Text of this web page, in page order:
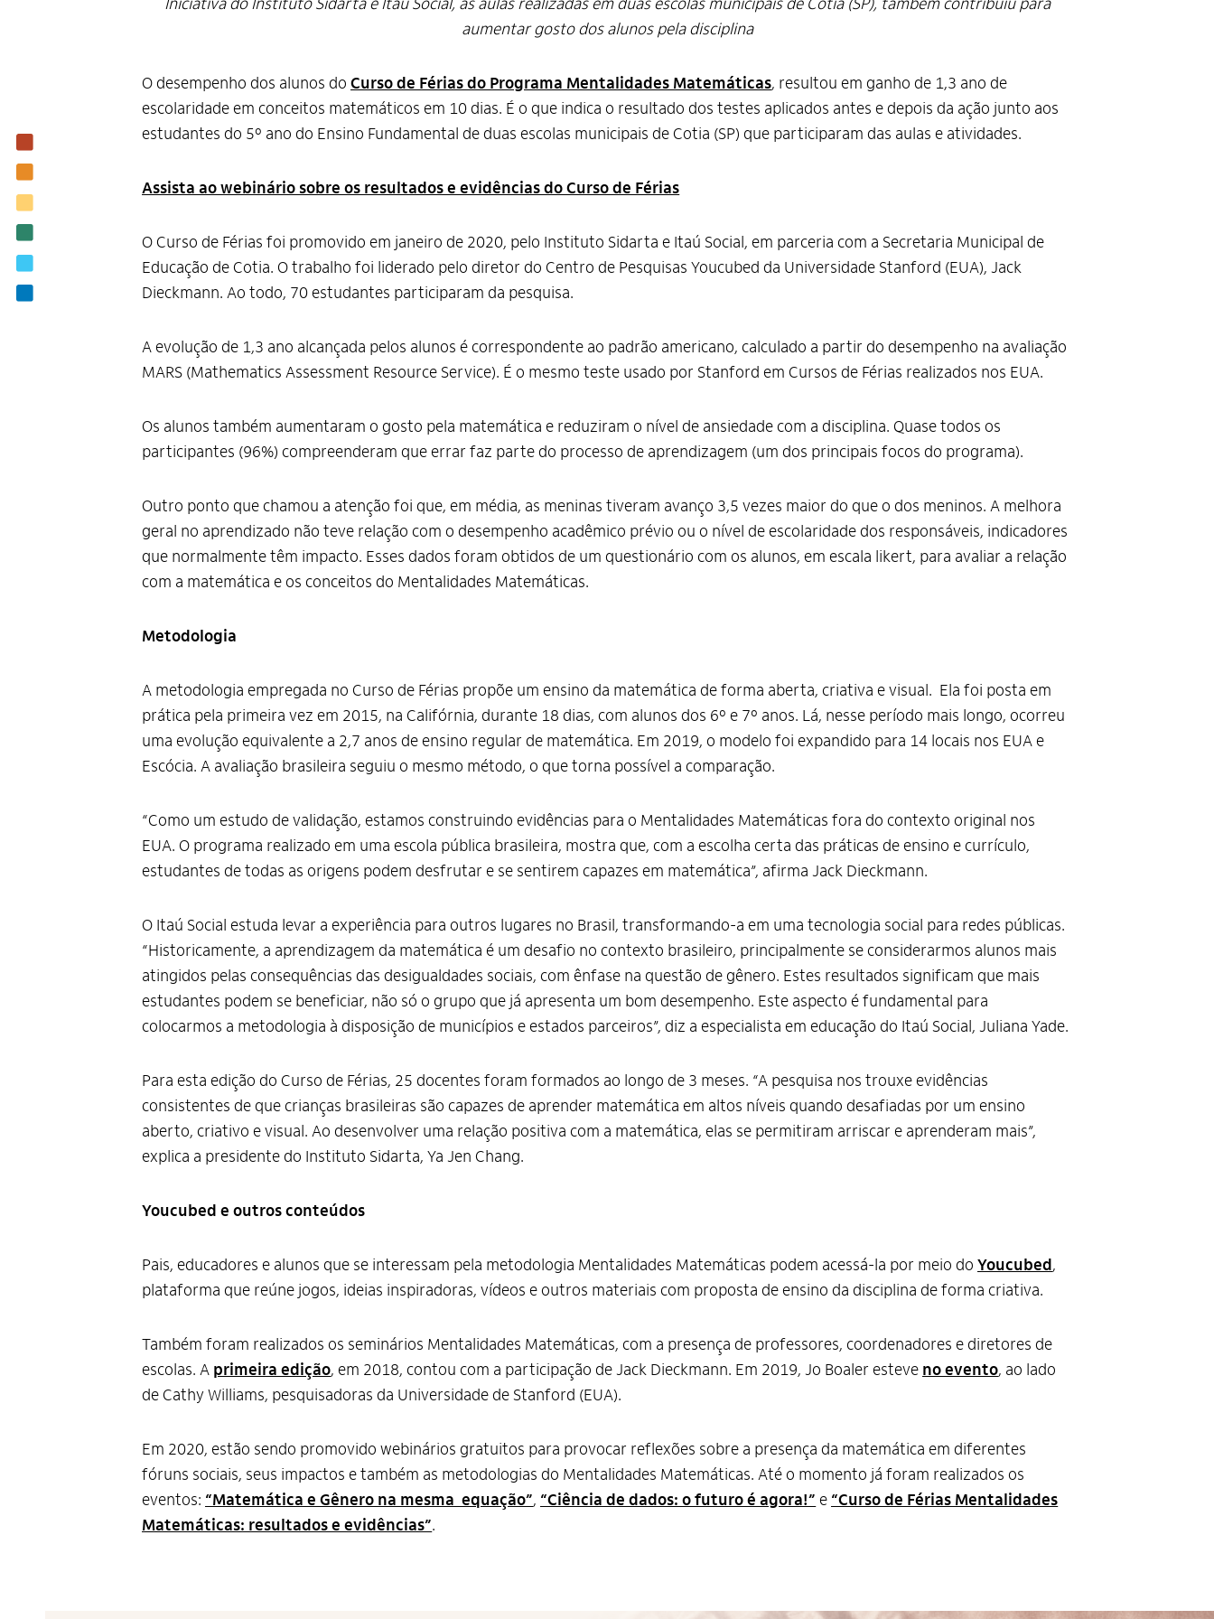
aumentar gosto dos alunos pela disciplina
O desempenho dos alunos doCurso de Férias do Programa Mentalidades Matemáticas, resultou em ganho de 1,3 ano de
escolaridade em conceitos matemáticos em 10 dias. É o que indica o resultado dos testes aplicados antes e depois da ação junto aos
estudantes do 5º ano do Ensino Fundamental de duas escolas municipais de Cotia (SP) que participaram das aulas e atividades.
Assista ao webinário sobre os resultados e evidências do Curso de Férias
O Curso de Férias foi promovido em janeiro de 2020, pelo Instituto Sidarta e Itaú Social, em parceria com a Secretaria Municipal de
Educação de Cotia. O trabalho foi liderado pelo diretor do Centro de Pesquisas Youcubed da Universidade Stanford (EUA), Jack
Dieckmann. Ao todo, 70 estudantes participaram da pesquisa.
A evolução de 1,3 ano alcançada pelos alunos é correspondente ao padrão americano, calculado a partir do desempenho na avaliação
MARS (Mathematics Assessment Resource Service). É o mesmo teste usado por Stanford em Cursos de Férias realizados nos EUA.
Os alunos também aumentaram o gosto pela matemática e reduziram o nível de ansiedade com a disciplina. Quase todos os
participantes (96%) compreenderam que errar faz parte do processo de aprendizagem (um dos principais focos do programa).
Outro ponto que chamou a atenção foi que, em média, as meninas tiveram avanço 3,5 vezes maior do que o dos meninos. A melhora
geral no aprendizado não teve relação com o desempenho acadêmico prévio ou o nível de escolaridade dos responsáveis, indicadores
que normalmente têm impacto. Esses dados foram obtidos de um questionário com os alunos, em escala likert, para avaliar a relação
com a matemática e os conceitos do Mentalidades Matemáticas.
Metodologia
A metodologia empregada no Curso de Férias propõe um ensino da matemática de forma aberta, criativa e visual. Ela foi posta em
prática pela primeira vez em 2015, na Califórnia, durante 18 dias, com alunos dos 6º e 7º anos. Lá, nesse período mais longo, ocorreu
uma evolução equivalente a 2,7 anos de ensino regular de matemática. Em 2019, o modelo foi expandido para 14 locais nos EUA e
Escócia. A avaliação brasileira seguiu o mesmo método, o que torna possível a comparação.
“Como um estudo de validação, estamos construindo evidências para o Mentalidades Matemáticas fora do contexto original nos
EUA. O programa realizado em uma escola pública brasileira, mostra que, com a escolha certa das práticas de ensino e currículo,
estudantes de todas as origens podem desfrutar e se sentirem capazes em matemática”, afirma Jack Dieckmann.
O Itaú Social estuda levar a experiência para outros lugares no Brasil, transformando-a em uma tecnologia social para redes públicas.
“Historicamente, a aprendizagem da matemática é um desafio no contexto brasileiro, principalmente se considerarmos alunos mais
atingidos pelas consequências das desigualdades sociais, com ênfase na questão de gênero. Estes resultados significam que mais
estudantes podem se beneficiar, não só o grupo que já apresenta um bom desempenho. Este aspecto é fundamental para
colocarmos a metodologia à disposição de municípios e estados parceiros”, diz a especialista em educação do Itaú Social, Juliana Yade.
Para esta edição do Curso de Férias, 25 docentes foram formados ao longo de 3 meses. “A pesquisa nos trouxe evidências
consistentes de que crianças brasileiras são capazes de aprender matemática em altos níveis quando desafiadas por um ensino
aberto, criativo e visual. Ao desenvolver uma relação positiva com a matemática, elas se permitiram arriscar e aprenderam mais”,
explica a presidente do Instituto Sidarta, Ya Jen Chang.
Youcubed e outros conteúdos
Pais, educadores e alunos que se interessam pela metodologia Mentalidades Matemáticas podem acessá-la por meio doYoucubed,
plataforma que reúne jogos, ideias inspiradoras, vídeos e outros materiais com proposta de ensino da disciplina de forma criativa.
Também foram realizados os seminários Mentalidades Matemáticas, com a presença de professores, coordenadores e diretores de
escolas. A primeira edição, em 2018, contou com a participação de Jack Dieckmann. Em 2019, Jo Boaler esteve no evento, ao lado
de Cathy Williams, pesquisadoras da Universidade de Stanford (EUA).
Em 2020, estão sendo promovido webinários gratuitos para provocar reflexões sobre a presença da matemática em diferentes
fóruns sociais, seus impactos e também as metodologias do Mentalidades Matemáticas. Até o momento já foram realizados os
eventos: “Matemática e Gênero na mesma equação”, “Ciência de dados: o futuro é agora!” e “Curso de Férias Mentalidades
Matemáticas: resultados e evidências”.